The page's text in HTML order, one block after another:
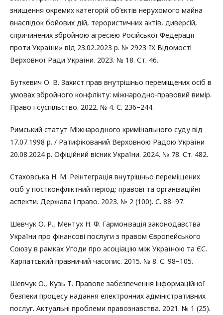
знищення окремих категорій об’єктів нерухомого майна
внаслідок бойових дій, терористичних актів, диверсій,
спричинених збройною агресією Російської Федерації
проти України» від 23.02.2023 р. № 2923-IX Відомості
Верховної Ради України. 2023. № 18. Ст. 46.
Буткевич О. В. Захист прав внутрішньо переміщених осіб в
умовах збройного конфлікту: міжнародно-правовий вимір.
Право і суспільство. 2022. № 4. С. 236–244.
Римський статут Міжнародного кримінального суду від
17.07.1998 р. / Ратифікований Верховною Радою України
20.08.2024 р. Офіційний вісник України. 2024. № 78. Ст. 482.
Стаховська Н. М. Реінтеграція внутрішньо переміщених
осіб у постконфліктний період: правові та організаційні
аспекти. Держава і право. 2023. № 2 (100). С. 88–97.
Шевчук О. Р., Ментух Н. Ф. Гармонізація законодавства
України про фінансові послуги з правом Європейського
Союзу в рамках Угоди про асоціацію між Україною та ЄС.
Карпатський правничий часопис. 2015. № 8. С. 98–105.
Шевчук О., Кузь Т. Правове забезпечення інформаційної
безпеки процесу надання електронних адміністративних
послуг. Актуальні проблеми правознавства. 2021. № 1 (25).